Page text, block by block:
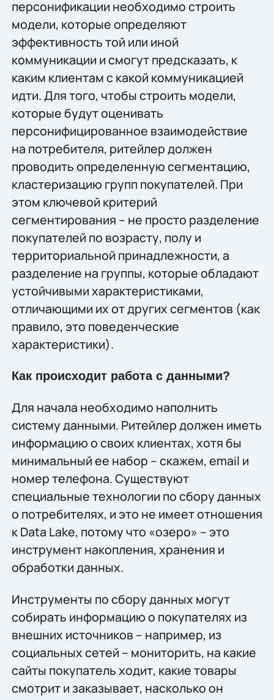
персонификации необходимо строить
модели, которые определяют
эффективность той или иной
коммуникации и смогут предсказать, к
каким клиентам с какой коммуникацией
идти. Для того, чтобы строить модели,
которые будут оценивать
персонифицированное взаимодействие
на потребителя, ритейлер должен
проводить определенную сегментацию,
кластеризацию групп покупателей. При
этом ключевой критерий
сегментирования – не просто разделение
покупателей по возрасту, полу и
территориальной принадлежности, а
разделение на группы, которые обладают
устойчивыми характеристиками,
отличающими их от других сегментов (как
правило, это поведенческие
характеристики).
Как происходит работа с данными?
Для начала необходимо наполнить
систему данными. Ритейлер должен иметь
информацию о своих клиентах, хотя бы
минимальный ее набор – скажем, email и
номер телефона. Существуют
специальные технологии по сбору данных
о потребителях, и это не имеет отношения
к Data Lake, потому что «озеро» – это
инструмент накопления, хранения и
обработки данных.
Инструменты по сбору данных могут
собирать информацию о покупателях из
внешних источников – например, из
социальных сетей – мониторить, на какие
сайты покупатель ходит, какие товары
смотрит и заказывает, насколько он